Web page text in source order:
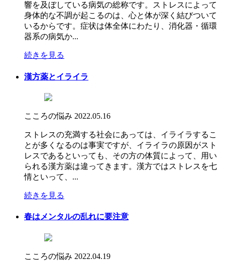
響を及ぼしている病気の総称です。ストレスによって
身体的な不調が起こるのは、心と体が深く結びついて
いるからです。症状は体全体にわたり、消化器・循環
器系の病気か...
続きを見る
漢方薬とイライラ
こころの悩み 2022.05.16
ストレスの充満する社会にあっては、イライラするこ
とが多くなるのは事実ですが、イライラの原因がスト
レスであるといっても、その方の体質によって、用い
られる漢方薬は違ってきます。漢方ではストレスを七
情といって、...
続きを見る
春はメンタルの乱れに要注意
こころの悩み 2022.04.19